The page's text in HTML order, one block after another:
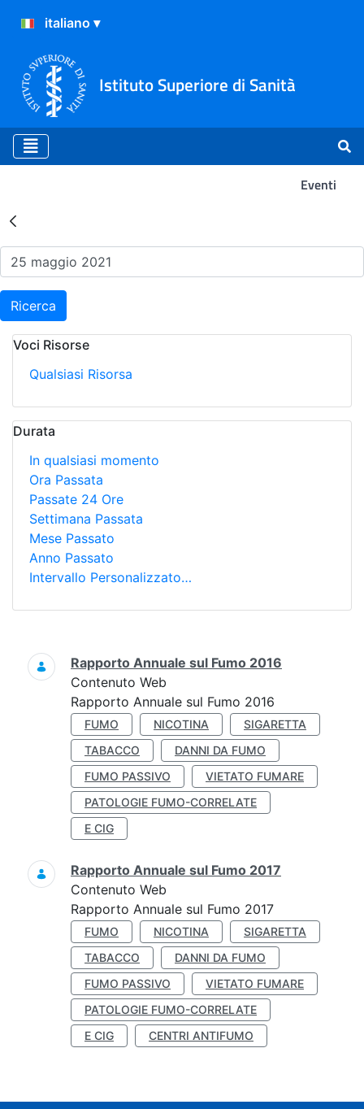
Istituto Superiore di Sanità
Eventi
Risultati della Ricerca -
Ricerca
Voci Risorse
Qualsiasi Risorsa
Durata
In qualsiasi momento
Ora Passata
Passate 24 Ore
Settimana Passata
Mese Passato
Anno Passato
Intervallo Personalizzato…
Ricerca
Rapporto Annuale sul Fumo 2016
Contenuto Web
Rapporto Annuale sul Fumo 2016
FUMO NICOTINA
SIGARETTA
TABACCO
DANNI DA FUMO
FUMO PASSIVO
VIETATO FUMARE
PATOLOGIE FUMO-CORRELATE
E CIG
Rapporto Annuale sul Fumo 2017
Contenuto Web
Rapporto Annuale sul Fumo 2017
FUMO NICOTINA
SIGARETTA
TABACCO
DANNI DA FUMO
FUMO PASSIVO
VIETATO FUMARE
PATOLOGIE FUMO-CORRELATE
E CIG
CENTRI ANTIFUMO